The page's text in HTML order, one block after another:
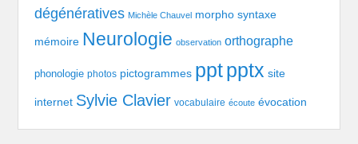
dégénératives Michèle Chauvel morpho syntaxe
mémoire Neurologie observation orthographe
phonologie photos pictogrammes pptpptx site
internet Sylvie Clavier vocabulaire écoute évocation